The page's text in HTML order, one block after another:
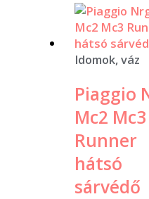
Idomok, váz
Piaggio
Mc2 Mc3
Runner
hátsó
sárvédő